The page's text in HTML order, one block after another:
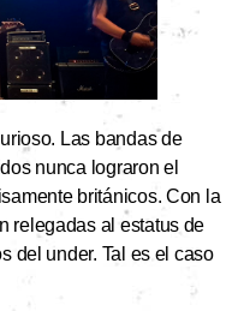
Las bandas de
nunca lograron el
británicos. Con la
relegadas al estatus de
del under. Tal es el caso